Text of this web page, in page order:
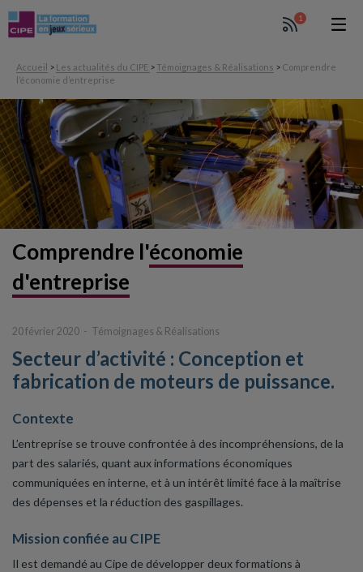
1
Accueil > Les actualités du CIPE > Témoignages & Réalisations > Comprendre
l’économie d’entreprise
Comprendre l'économie
d'entreprise
20 février 2020 Témoignages & Réalisations
Secteur d’activité : Conception et
fabrication de moteurs de puissance.
Contexte
L’entreprise se trouve confrontée à des incompréhensions, de la
part des salariés, quant aux informations économiques
communiquées en interne, et à un intérêt limité face à la maîtrise
des dépenses et la réduction des gaspillages.
Mission confiée au CIPE
Il est demandé au Cipe de développer deux formations à